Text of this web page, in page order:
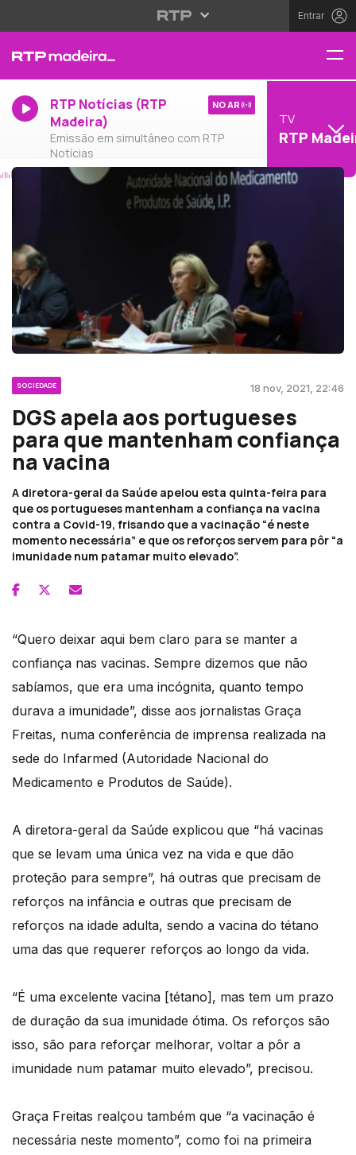
Entrar
RTP Notícias (RTP
Madeira)
Emissão em simultâneo com RTP
Notícias
NO AR
TV
RTP
SOCIEDADE 18 nov, 2021, 22:46
DGS apela aos portugueses
para que mantenham confiança
na vacina
A diretora-geral da Saúde apelou esta quinta-feira para
que os portugueses mantenham a confiança na vacina
contra a Covid-19, frisando que a vacinação “é neste
momento necessária” e que os reforços servem para pôr “a
imunidade num patamar muito elevado”.
“Quero deixar aqui bem claro para se manter a
confiança nas vacinas. Sempre dizemos que não
sabíamos, que era uma incógnita, quanto tempo
durava a imunidade”, disse aos jornalistas Graça
Freitas, numa conferência de imprensa realizada na
sede do Infarmed (Autoridade Nacional do
Medicamento e Produtos de Saúde).
A diretora-geral da Saúde explicou que “há vacinas
que se levam uma única vez na vida e que dão
proteção para sempre”, há outras que precisam de
reforços na infância e outras que precisam de
reforços na idade adulta, sendo a vacina do tétano
uma das que requerer reforços ao longo da vida.
“É uma excelente vacina [tétano], mas tem um prazo
de duração da sua imunidade ótima. Os reforços são
isso, são para reforçar melhorar, voltar a pôr a
imunidade num patamar muito elevado”, precisou.
Graça Freitas realçou também que “a vacinação é
necessária neste momento”, como foi na primeira